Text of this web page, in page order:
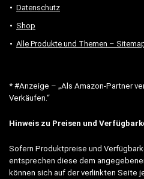
Datenschutz
Shop
Alle Produkte und Themen –
* #Anzeige – „Als Amazon-Partner
Verkäufen.“
Hinweis zu Preisen und
Sofern Produktpreise und
entsprechen diese dem
können sich auf der verlinkten Seite